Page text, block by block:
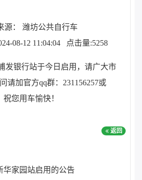
源： 潍坊公共自行车
08-12 11:04:04
点击量:5258
银行站于今日启用，请广大市
请加官方qq群：231156257或
祝您用车愉快！
返回
华家园站启用的公告